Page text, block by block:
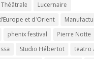
Lucernaire
et d'Orient
phenix festival Pierre Notte
Studio Hébertot teatro